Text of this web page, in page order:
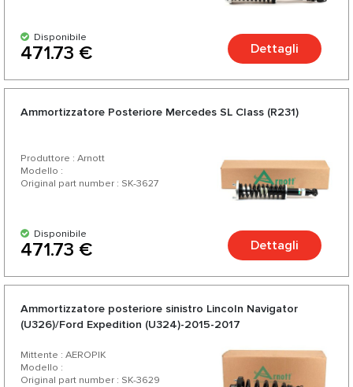
Disponibile
471.73 € Dettagli
Ammortizzatore Posteriore Mercedes SL Class (R231)
Produttore : Arnott
Modello :
Original part number : SK-3627
Disponibile
471.73 € Dettagli
Ammortizzatore posteriore sinistro Lincoln Navigator
(U326)/Ford Expedition (U324)-2015-2017
Mittente : AEROPIK
Modello :
Original part number : SK-3629